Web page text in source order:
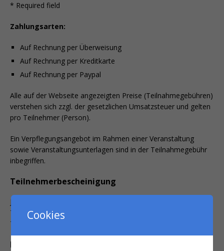
* Required field
Zahlungsarten:
Auf Rechnung per Überweisung
Auf Rechnung per Kreditkarte
Auf Rechnung per Paypal
Alle auf der Webseite angezeigten Preise (Teilnahmegebühren)
verstehen sich zzgl. der gesetzlichen Umsatzsteuer und gelten
pro Teilnehmer (Person).
Ein Verpflegungsangebot im Rahmen einer Veranstaltung
sowie Veranstaltungsunterlagen sind in der Teilnahmegebühr
inbegriffen.
Teilnehmerbescheinigung
Teilnehmerbescheinigung. Diese ist ebenfalls in der
Teilnahmegebühr inbegriffen.
Ersatzteilnehmer
Cookies